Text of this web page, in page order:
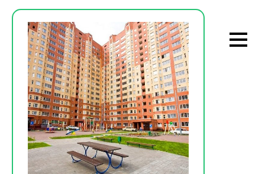
Перейти
содержимому